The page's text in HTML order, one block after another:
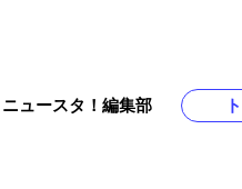
ニュースタ！編集部